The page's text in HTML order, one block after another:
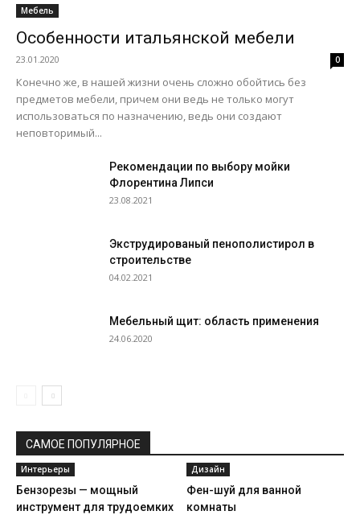
Мебель
Особенности итальянской мебели
23.01.2020 0
Конечно же, в нашей жизни очень сложно обойтись без
предметов мебели, причем они ведь не только могут
использоваться по назначению, ведь они создают
неповторимый...
Рекомендации по выбору мойки
Флорентина Липси
23.08.2021
Экструдированый пенополистирол в
строительстве
04.02.2021
Мебельный щит: область применения
24.06.2020
САМОЕ ПОПУЛЯРНОЕ
Интерьеры
Бензорезы — мощный
инструмент для трудоемких
Дизайн
Фен-шуй для ванной
комнаты